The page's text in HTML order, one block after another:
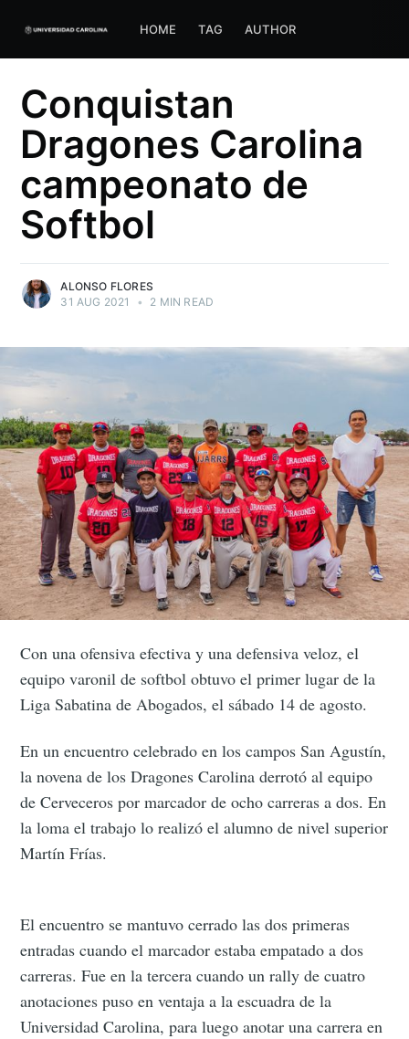
HOME TAG AUTHOR
Conquistan
Dragones Carolina
campeonato de
Softbol
ALONSO FLORES
31 AUG 2021
• 2 MIN READ
Con una ofensiva efectiva y una defensiva veloz, el
equipo varonil de softbol obtuvo el primer lugar de la
Liga Sabatina de Abogados, el sábado 14 de agosto.
En un encuentro celebrado en los campos San Agustín,
la novena de los Dragones Carolina derrotó al equipo
de Cerveceros por marcador de ocho carreras a dos. En
la loma el trabajo lo realizó el alumno de nivel superior
Martín Frías.
El encuentro se mantuvo cerrado las dos primeras
entradas cuando el marcador estaba empatado a dos
carreras. Fue en la tercera cuando un rally de cuatro
anotaciones puso en ventaja a la escuadra de la
Universidad Carolina, para luego anotar una carrera en